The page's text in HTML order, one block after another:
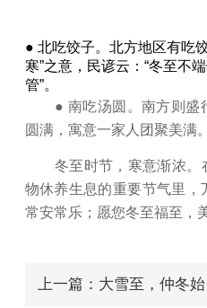
● 北吃饺子。北方地区有吃
寒”之意，民谚云：“冬至不
管”。
● 南吃汤圆。南方则盛
圆满，寓意一家人团聚美满。
冬至时节，寒意渐浓。
物休养生息的重要节气里，
常安常乐；愿您冬至福至，
上一篇：大雪至，仲冬始